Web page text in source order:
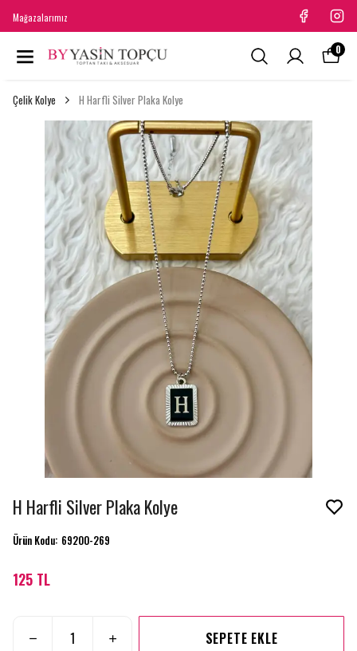
Mağazalarımız
0
Çelik Kolye H Harfli Silver Plaka Kolye
H Harfli Silver Plaka Kolye
Ürün Kodu: 69200-269
125 TL
SEPETE EKLE